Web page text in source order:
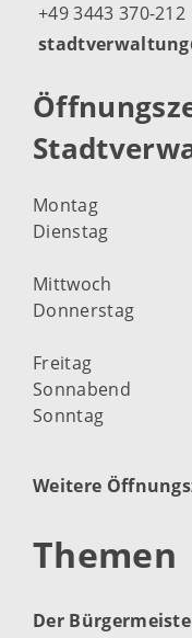
+49 3443 370-212
Montag
Dienstag
Mittwoch
Donnerstag
Freitag
Sonnabend
Sonntag
Weitere
Themen
Der